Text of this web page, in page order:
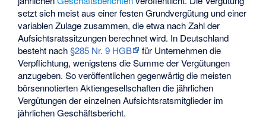
setzt sich meist aus einer festen Grundvergütung und einer
variablen Zulage zusammen, die etwa nach Zahl der
Aufsichtsratssitzungen berechnet wird. In Deutschland
besteht nach§285 Nr. 9 HGB
für Unternehmen die
Verpflichtung, wenigstens die Summe der Vergütungen
anzugeben. So veröffentlichen gegenwärtig die meisten
börsennotierten Aktiengesellschaften die jährlichen
Vergütungen der einzelnen Aufsichtsratsmitglieder im
jährlichen Geschäftsbericht.